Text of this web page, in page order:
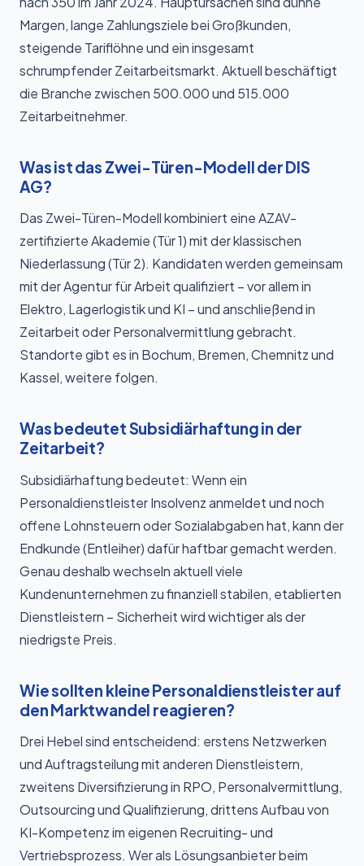
Margen, lange Zahlungsziele bei Großkunden,
steigende Tariflöhne und ein insgesamt
schrumpfender Zeitarbeitsmarkt. Aktuell beschäftigt
die Branche zwischen 500.000 und 515.000
Zeitarbeitnehmer.
Was ist das Zwei-Türen-Modell der DIS
AG?
Das Zwei-Türen-Modell kombiniert eine AZAV-
zertifizierte Akademie (Tür 1) mit der klassischen
Niederlassung (Tür 2). Kandidaten werden gemeinsam
mit der Agentur für Arbeit qualifiziert – vor allem in
Elektro, Lagerlogistik und KI – und anschließend in
Zeitarbeit oder Personalvermittlung gebracht.
Standorte gibt es in Bochum, Bremen, Chemnitz und
Kassel, weitere folgen.
Was bedeutet Subsidiärhaftung in der
Zeitarbeit?
Subsidiärhaftung bedeutet: Wenn ein
Personaldienstleister Insolvenz anmeldet und noch
offene Lohnsteuern oder Sozialabgaben hat, kann der
Endkunde (Entleiher) dafür haftbar gemacht werden.
Genau deshalb wechseln aktuell viele
Kundenunternehmen zu finanziell stabilen, etablierten
Dienstleistern – Sicherheit wird wichtiger als der
niedrigste Preis.
Wie sollten kleine Personaldienstleister auf
den Marktwandel reagieren?
Drei Hebel sind entscheidend: erstens Netzwerken
und Auftragsteilung mit anderen Dienstleistern,
zweitens Diversifizierung in RPO, Personalvermittlung,
Outsourcing und Qualifizierung, drittens Aufbau von
KI-Kompetenz im eigenen Recruiting- und
Vertriebsprozess. Wer als Lösungsanbieter beim